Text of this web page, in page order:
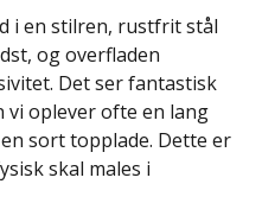
i en stilren, rustfrit stål
og overfladen
Det ser fantastisk
vi oplever ofte en lang
sort topplade. Dette er
skal males i